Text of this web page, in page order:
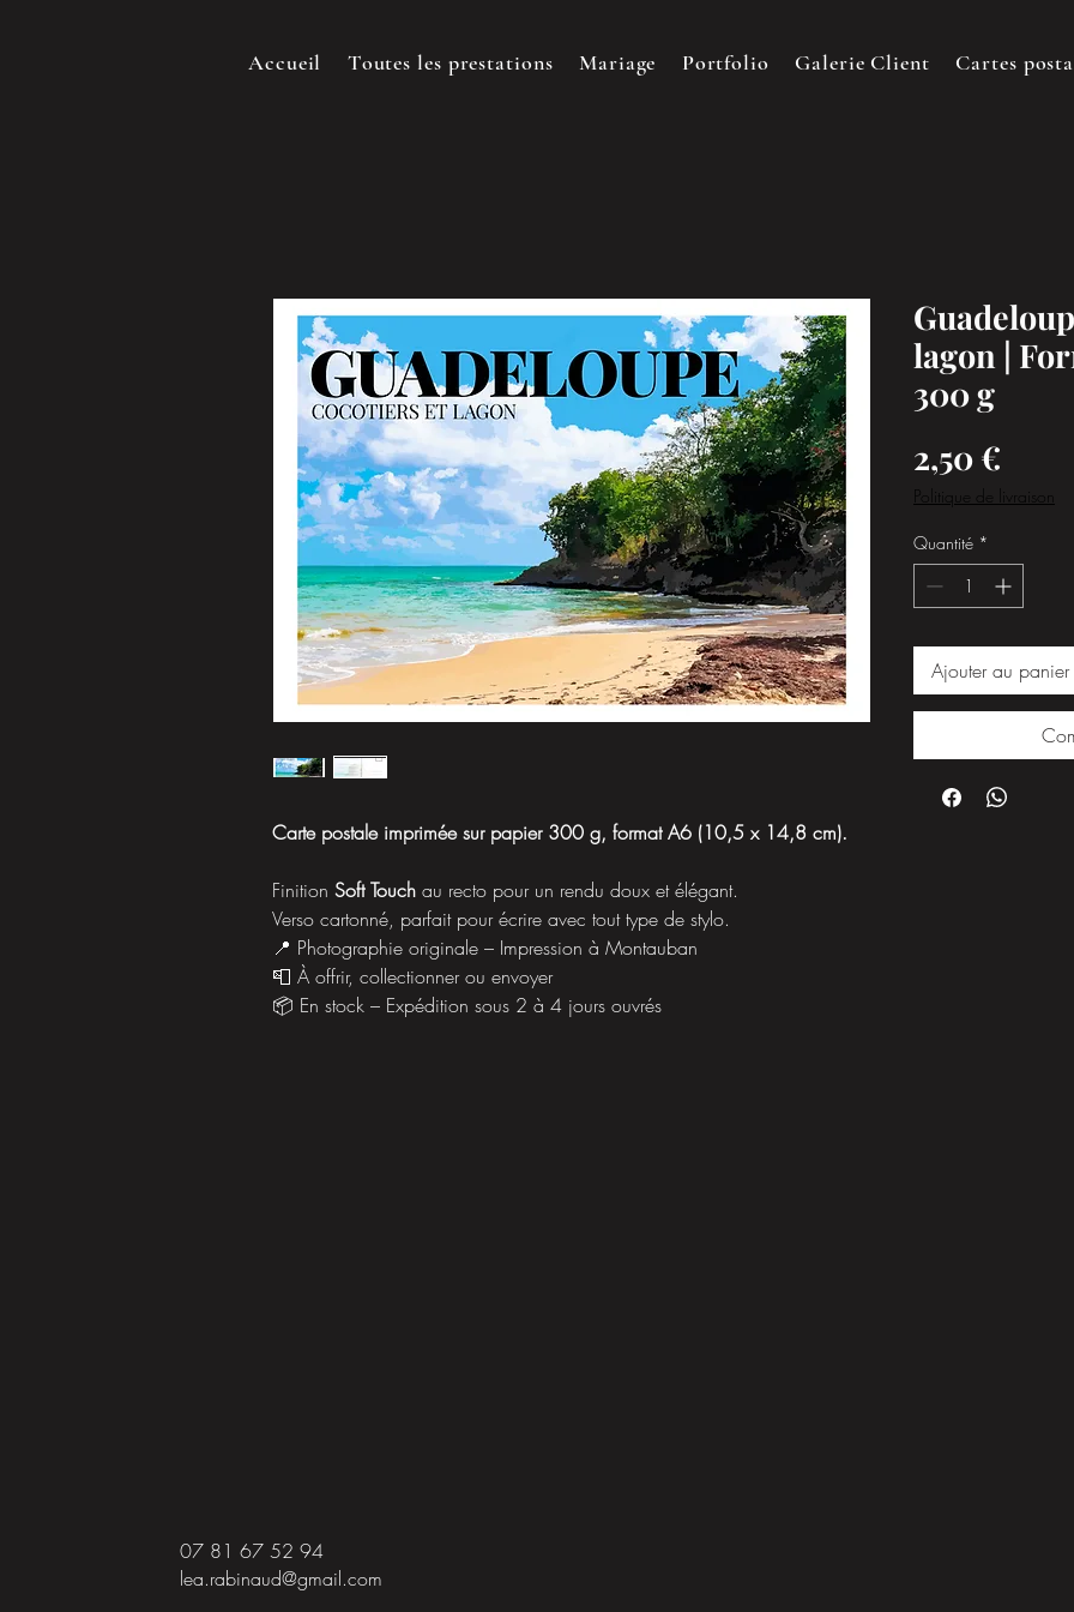
Accueil Toutes les prestations Mariage Portfolio Galerie Client Cartes
Carte postale imprimée sur papier 300 g, format A6 (10,5 x 14,8 cm).
Finition Soft Touch au recto pour un rendu doux et élégant.
Verso cartonné, parfait pour écrire avec tout type de stylo.
📍 Photographie originale – Impression à Montauban
📮 À offrir, collectionner ou envoyer
📦 En stock – Expédition sous 2 à 4 jours ouvrés
lagon |
300 g
2,50 €
Politique de livraison
Quantité *
Ajouter au panier
07 81 67 52 94
lea.rabinaud@gmail.com